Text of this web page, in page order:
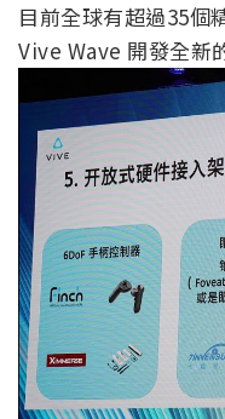
目前全球有超過35個
Vive Wave 開發全新